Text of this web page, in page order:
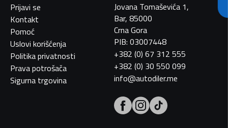
Prijavi se
Kontakt
Pomoć
Uslovi korišćenja
Politika privatnosti
Prava potrošača
Sigurna trgovina
Jovana Tomaševića 1,
Bar, 85000
Crna Gora
PIB: 03007448
+382 (0) 67 312 555
+382 (0) 30 550 099
info@autodiler.me